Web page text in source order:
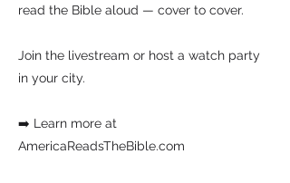
read the Bible aloud — cover to cover.
Join the livestream or host a watch party
in your city.
➡️ Learn more at
AmericaReadsTheBible.com